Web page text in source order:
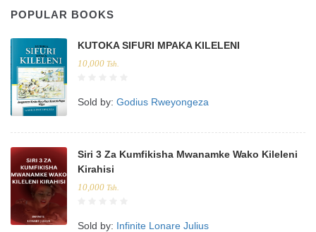
POPULAR BOOKS
KUTOKA SIFURI MPAKA KILELENI
10,000 Tsh.
Sold by: Godius Rweyongeza
Siri 3 Za Kumfikisha Mwanamke Wako Kileleni
Kirahisi
10,000 Tsh.
Sold by: Infinite Lonare Julius